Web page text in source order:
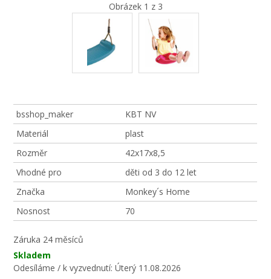
Obrázek 1 z 3
bsshop_maker
KBT NV
Materiál
plast
Rozměr
42x17x8,5
Vhodné pro
děti od 3 do 12 let
Značka
Monkey´s Home
Nosnost
70
Záruka 24 měsíců
Skladem
Odesíláme / k vyzvednutí:Úterý 11.08.2026